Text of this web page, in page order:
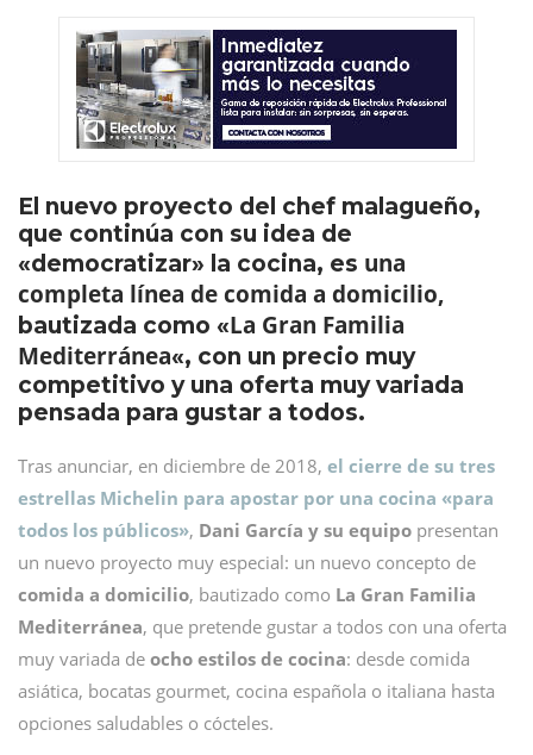
El nuevo proyecto del chef malagueño,
que continúa con su idea de
«democratizar» la cocina, es una
completa línea de comida a domicilio,
bautizada como «La Gran Familia
Mediterránea«, con un precio muy
competitivo y una oferta muy variada
pensada para gustar a todos.
Tras anunciar, en diciembre de 2018, el cierre de su tres
estrellas Michelin para apostar por una cocina «para
todos los públicos», Dani García y su equipo presentan
un nuevo proyecto muy especial: un nuevo concepto de
comida a domicilio, bautizado como La Gran Familia
Mediterránea, que pretende gustar a todos con una oferta
muy variada de ocho estilos de cocina: desde comida
asiática, bocatas gourmet, cocina española o italiana hasta
opciones saludables o cócteles.